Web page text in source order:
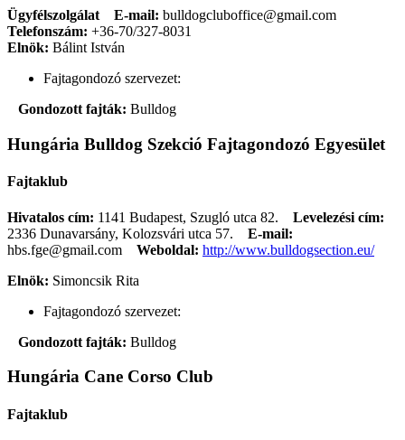
Ügyfélszolgálat
E-mail: bulldogcluboffice@gmail.com
Telefonszám: +36-70/327-8031
Elnök: Bálint István
Fajtagondozó szervezet:
Gondozott fajták: Bulldog
Hungária Bulldog Szekció Fajtagondozó Egyesület
Fajtaklub
Hivatalos cím: 1141 Budapest, Szugló utca 82. Levelezési cím:
2336 Dunavarsány, Kolozsvári utca 57.
E-mail:
hbs.fge@gmail.com
Weboldal: http://www.bulldogsection.eu/
Elnök: Simoncsik Rita
Fajtagondozó szervezet:
Gondozott fajták: Bulldog
Hungária Cane Corso Club
Fajtaklub